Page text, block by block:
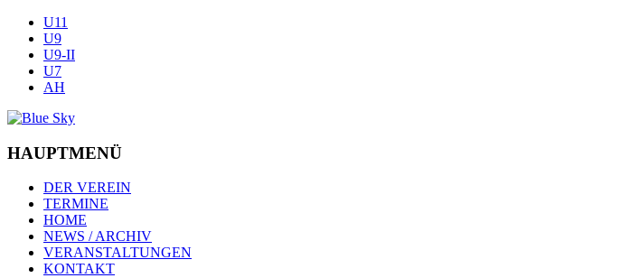
U11
U9
U9-II
U7
AH
HAUPTMENÜ
DER VEREIN
TERMINE
HOME
NEWS / ARCHIV
VERANSTALTUNGEN
KONTAKT